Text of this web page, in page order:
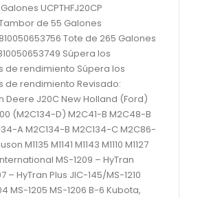
UCPTHFJ20CP
de 55 Galones
Tote de 265 Galones
Súpera los
de rendimiento Súpera los
de rendimiento Revisado:
Deere J20C New Holland (Ford)
(M2C134-D) M2C41-B M2C48-B
A M2C134-B M2C134-C M2C86-
M1135 M1141 M1143 M1110 M1127
MS-1209 – HyTran
– HyTran Plus JIC-145/MS-1210
MS-1205 MS-1206 B-6 Kubota,